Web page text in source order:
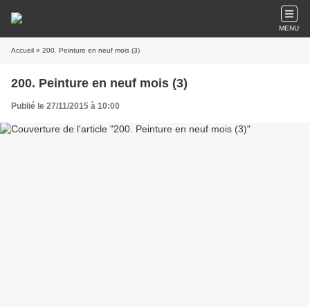
MENU
Accueil » 200. Peinture en neuf mois (3)
200. Peinture en neuf mois (3)
Publié le 27/11/2015 à 10:00